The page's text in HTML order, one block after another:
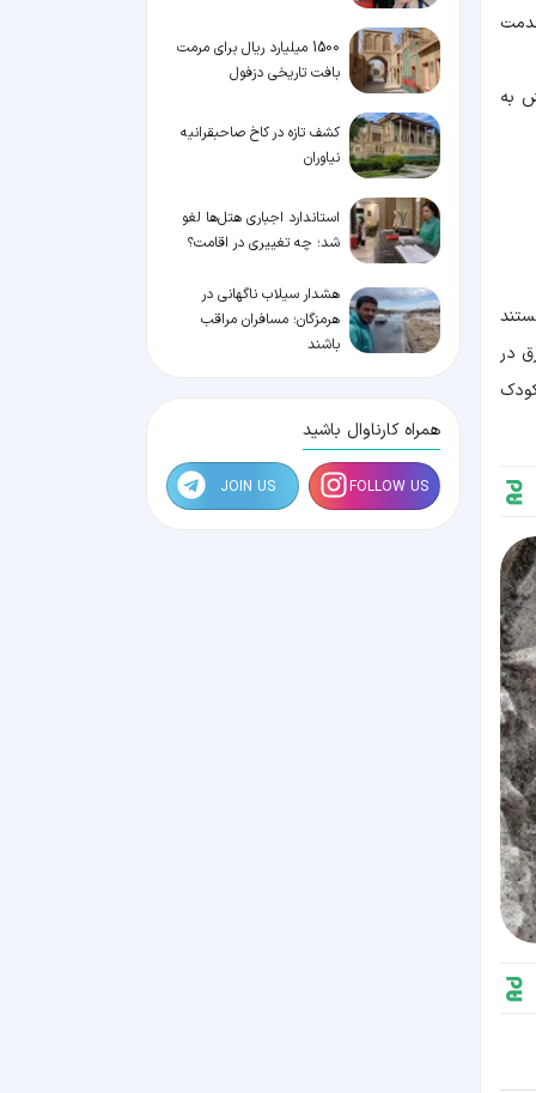
به
در
کشف مکانی هولناک در پرو بود که نشان می داد در قرن ۱۵ میلادی بیش از ۱۴۰ کودک
1500 میلیارد ریال برای مرمت
بافت تاریخی دزفول
کشف تازه در کاخ صاحبقرانیه
نیاوران
استاندارد اجباری هتل‌ها لغو
شد؛ چه تغییری در اقامت؟
هشدار سیلاب ناگهانی در
هرمزگان؛ مسافران مراقب
باشند
همراه کارناوال باشید
FOLLOW US
JOIN US